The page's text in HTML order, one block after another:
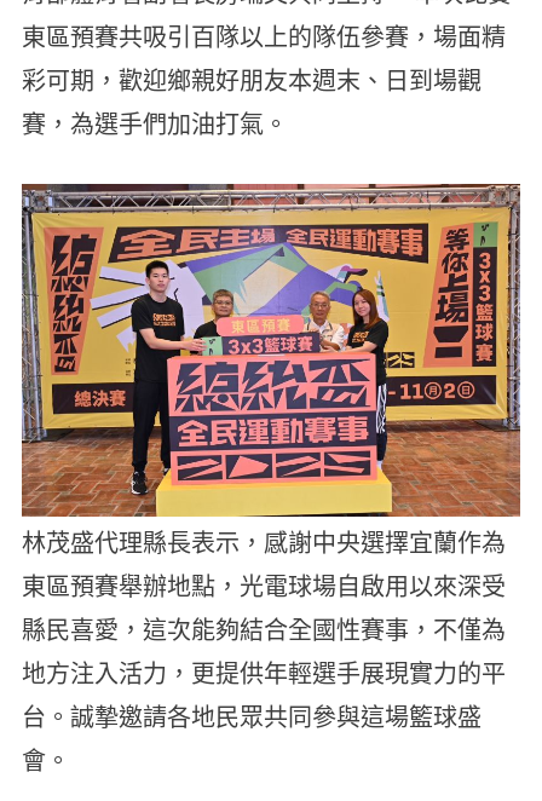
東區預賽共吸引百隊以上的隊伍參賽，場面精
彩可期，歡迎鄉親好朋友本週末、日到場觀
賽，為選手們加油打氣。
林茂盛代理縣長表示，感謝中央選擇宜蘭作為
東區預賽舉辦地點，光電球場自啟用以來深受
縣民喜愛，這次能夠結合全國性賽事，不僅為
地方注入活力，更提供年輕選手展現實力的平
台。誠摯邀請各地民眾共同參與這場籃球盛
會。